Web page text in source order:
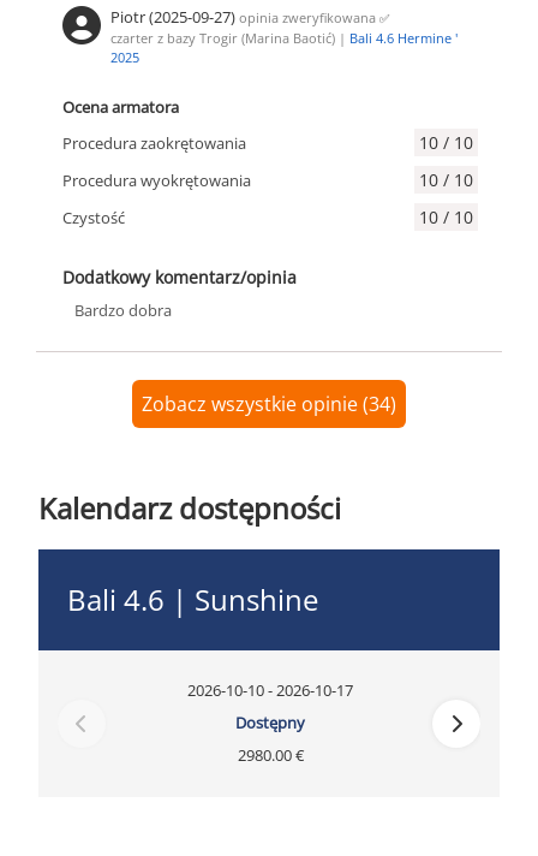
Piotr (2025-09-27) opinia zweryfikowana ✅
czarter z bazy Trogir (Marina Baotić) | Bali 4.6 Hermine '
2025
Ocena armatora
Procedura zaokrętowania
10 / 10
Procedura wyokrętowania 10 / 10
Czystość 10 / 10
Dodatkowy komentarz/opinia
Bardzo dobra
Zobacz wszystkie opinie (34)
Kalendarz dostępności
Bali 4.6 | Sunshine
2026-10-10 - 2026-10-17
Dostępny
2980.00 €